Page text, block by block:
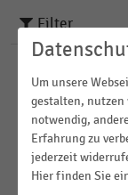
Filter
2017
Um unsere
gestalten, nutzen
notwendig,
Erfahrung zu
jederzeit
Hier finden Sie